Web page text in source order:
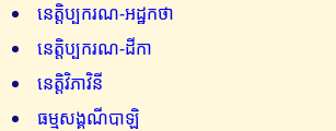
នេត្តិប្បករណ-អដ្ឋកថា
នេត្តិប្បករណ-ដីកា
នេត្តិវិភាវិនី
ធម្មសង្គណីបាឡិ